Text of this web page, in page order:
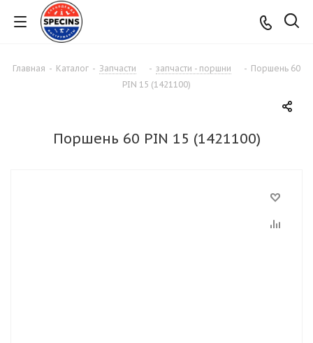
Главная - Каталог - Запчасти - запчасти - поршни - Поршень 60
PIN 15 (1421100)
Поршень 60 PIN 15 (1421100)